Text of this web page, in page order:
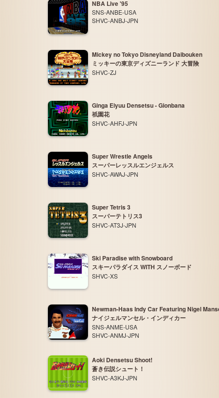
NBA Live '95
SNS-ANBE-USA
SHVC-ANBJ-JPN
Mickey no Tokyo Disneyland Daibouken
ミッキーの東京ディズニーランド 大冒険
SHVC-ZJ
Ginga Eiyuu Densetsu - Gionbana
祇園花
SHVC-AHFJ-JPN
Super Wrestle Angels
スーパーレッスルエンジェルス
SHVC-AWAJ-JPN
Super Tetris 3
スーパーテトリス3
SHVC-AT3J-JPN
Ski Paradise with Snowboard
スキーパラダイス WITH スノーボード
SHVC-XS
Newman-Haas Indy Car Featuring Nigel
ナイジェルマンセル・インディカー
SNS-ANME-USA
SHVC-ANMJ-JPN
Aoki Densetsu Shoot!
蒼き伝説シュート！
SHVC-A3KJ-JPN